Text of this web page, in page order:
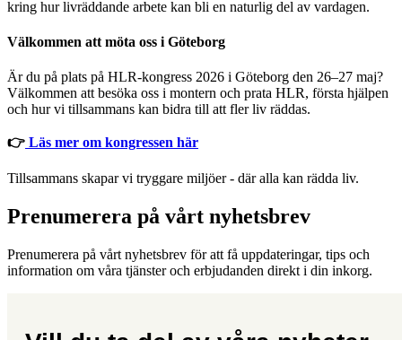
kring hur livräddande arbete kan bli en naturlig del av vardagen.
Välkommen att möta oss i Göteborg
Är du på plats på HLR‑kongress 2026 i Göteborg den 26–27 maj?
Välkommen att besöka oss i montern och prata HLR, första hjälpen
och hur vi tillsammans kan bidra till att fler liv räddas.
👉 Läs mer om kongressen här
Tillsammans skapar vi tryggare miljöer - där alla kan rädda liv.
Prenumerera på vårt nyhetsbrev
Prenumerera på vårt nyhetsbrev för att få uppdateringar, tips och
information om våra tjänster och erbjudanden direkt i din inkorg.